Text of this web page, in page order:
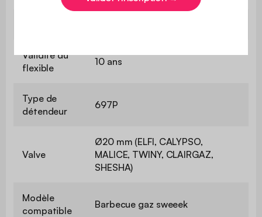
Validité du
flexible
10 ans
Type de
détendeur
697P
Valve
Ø20 mm (ELFI, CALYPSO,
MALICE, TWINY, CLAIRGAZ,
SHESHA)
Modèle
compatible
Barbecue gaz sweeek